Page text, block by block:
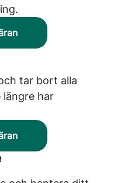
tar bort alla
har